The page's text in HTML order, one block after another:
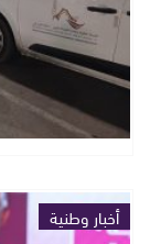
أخبار وطنية